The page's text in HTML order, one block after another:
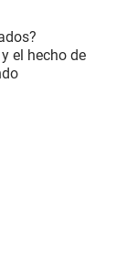
el hecho de